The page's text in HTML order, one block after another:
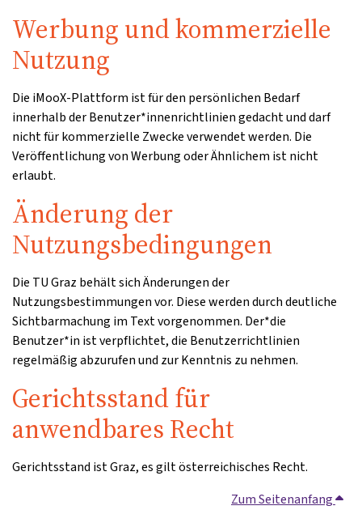
Werbung und kommerzielle
Nutzung
Die iMooX-Plattform ist für den persönlichen Bedarf
innerhalb der Benutzer*innenrichtlinien gedacht und darf
nicht für kommerzielle Zwecke verwendet werden. Die
Veröffentlichung von Werbung oder Ähnlichem ist nicht
erlaubt.
Änderung der
Nutzungsbedingungen
Die TU Graz behält sich Änderungen der
Nutzungsbestimmungen vor. Diese werden durch deutliche
Sichtbarmachung im Text vorgenommen. Der*die
Benutzer*in ist verpflichtet, die Benutzerrichtlinien
regelmäßig abzurufen und zur Kenntnis zu nehmen.
Gerichtsstand für
anwendbares Recht
Gerichtsstand ist Graz, es gilt österreichisches Recht.
Zum Seitenanfang